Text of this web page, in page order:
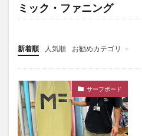
ミック・ファニング
新着順 人気順 お勧めカテゴリ
イベント
サーフィンスクール
サーフボード